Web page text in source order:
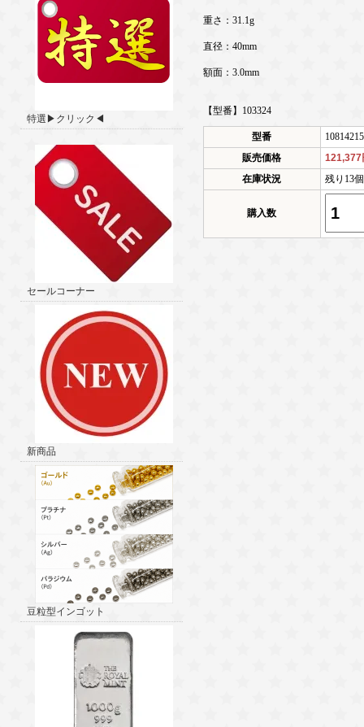
特選▶クリック◀
セールコーナー
新商品
豆粒型インゴット
重さ：31.1g
直径：40mm
額面：3.0mm
【型番】103324
型番
販売価格
121,377
在庫状況
残り13
購入数